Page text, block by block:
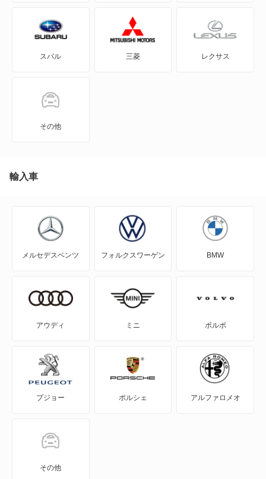
スバル 三菱 レクサス
その他
輸入車
メルセデスベンツ フォルクスワーゲン BMW
アウディ ミニ ボルボ
プジョー ポルシェ アルファロメオ
その他